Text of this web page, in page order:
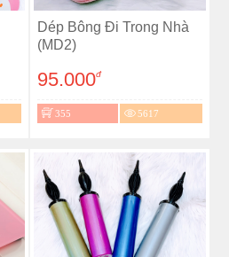
Dép Bông Đi Trong Nhà
(MD2)
95.000đ
355 5617